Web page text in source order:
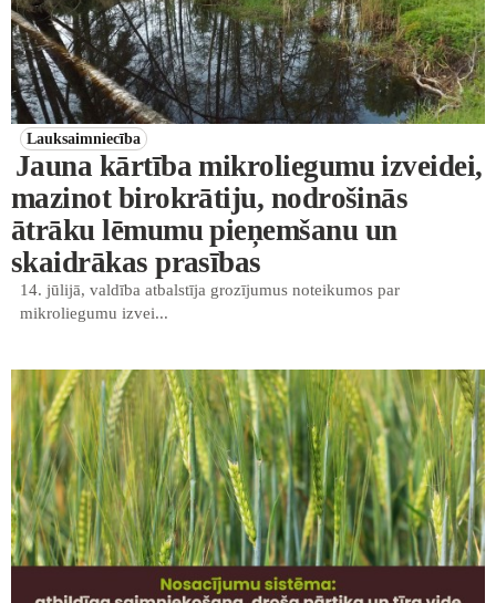
Lauksaimniecība
Jauna kārtība mikroliegumu izveidei,
mazinot birokrātiju, nodrošinās
ātrāku lēmumu pieņemšanu un
skaidrākas prasības
14. jūlijā, valdība atbalstīja grozījumus noteikumos par
mikroliegumu izvei...